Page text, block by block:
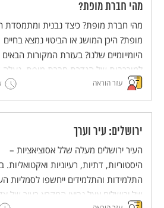
מהי חברת מופת?
מהי חברת מופת? כיצד נבנית ומתמסדת
מופת? היכן המושג או הביטוי נמצא בחיים
היומייומיים שלנו? בעזרת המקורות
למורכבות של הגדרת חברת מופת, נעלה
ונעלה אפשרויות ערכיות מנוגדות
מופת.
עזר הוראה
ירושלים: עיר וערך
העיר ירושלים מעלה שלל אסוציאציות –
היסטוריות, דתיות, רעיוניות ואקטואליות.
התלמידות והתלמידים ייחשפו לסמליות
של ירושלים אצל נביאי המקרא כעיר של